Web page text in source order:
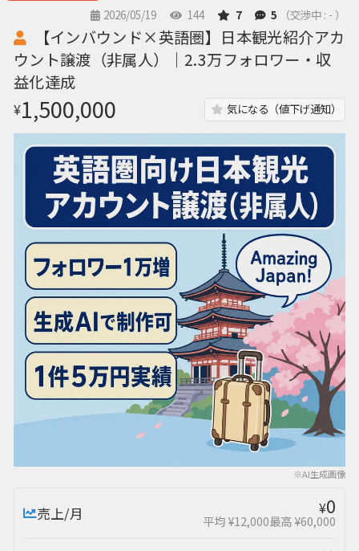
2026/05/19
144 7 5 （交渉中 : - ）
※AI生成画像
【インバウンド×英語圏】日本観光紹介アカ
ウント譲渡（非属人）｜2.3万フォロワー・収
益化達成
¥1,500,000 気になる（値下げ通知）
売上/月 ¥0
平均 ¥12,000最高 ¥60,000